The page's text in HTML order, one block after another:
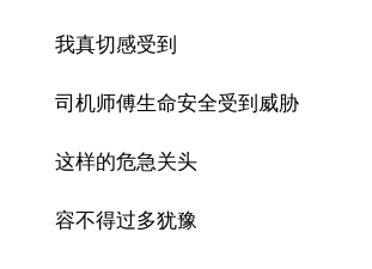
我真切感受到
司机师傅生命安全受到威胁
这样的危急关头
容不得过多犹豫